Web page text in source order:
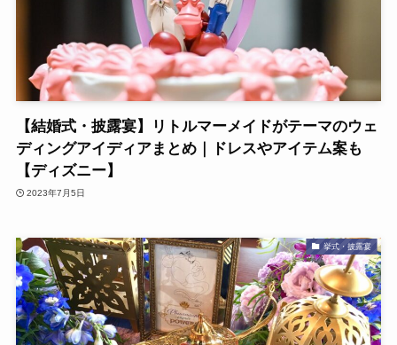
【結婚式・披露宴】リトルマーメイドがテーマのウェ
ディングアイディアまとめ｜ドレスやアイテム案も
【ディズニー】
2023年7月5日
挙式・披露宴